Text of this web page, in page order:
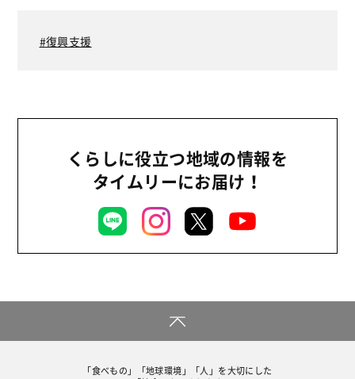
復興支援
くらしに役立つ地域の情報を
タイムリーにお届け！
「食べもの」「地球環境」「人」を大切にした